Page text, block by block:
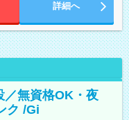
詳細へ
／無資格OK・夜
ク /Gi